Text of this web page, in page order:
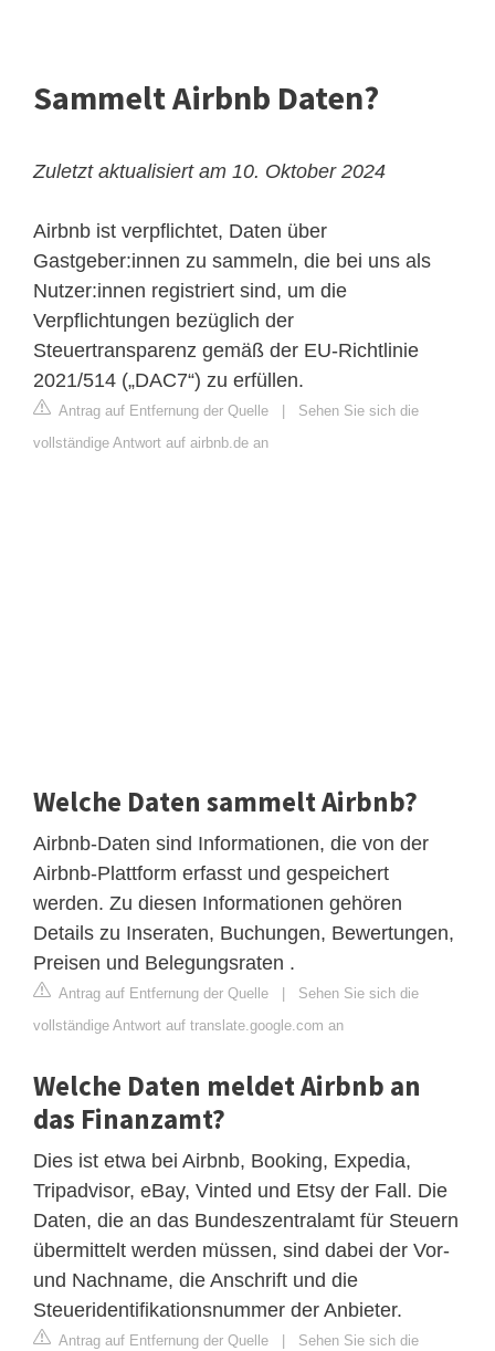
Sammelt Airbnb Daten?
Zuletzt aktualisiert am 10. Oktober 2024
Airbnb ist verpflichtet, Daten über
Gastgeber:innen zu sammeln, die bei uns als
Nutzer:innen registriert sind, um die
Verpflichtungen bezüglich der
Steuertransparenz gemäß der EU-Richtlinie
2021/514 („DAC7“) zu erfüllen.
Antrag auf Entfernung der Quelle
Sehen Sie sich die
vollständige Antwort auf airbnb.de an
Welche Daten sammelt Airbnb?
Airbnb-Daten sind Informationen, die von der
Airbnb-Plattform erfasst und gespeichert
werden. Zu diesen Informationen gehören
Details zu Inseraten, Buchungen, Bewertungen,
Preisen und Belegungsraten .
Antrag auf Entfernung der Quelle
Sehen Sie sich die
vollständige Antwort auf translate.google.com an
Welche Daten meldet Airbnb an
das Finanzamt?
Dies ist etwa bei Airbnb, Booking, Expedia,
Tripadvisor, eBay, Vinted und Etsy der Fall. Die
Daten, die an das Bundeszentralamt für Steuern
übermittelt werden müssen, sind dabei der Vor-
und Nachname, die Anschrift und die
Steueridentifikationsnummer der Anbieter.
Antrag auf Entfernung der Quelle
Sehen Sie sich die